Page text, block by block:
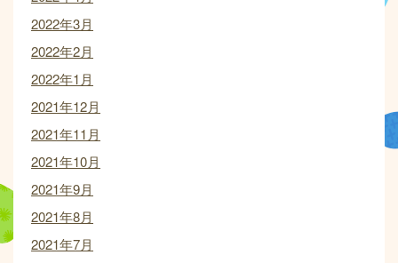
2022年3月
2022年2月
2022年1月
2021年12月
2021年11月
2021年10月
2021年9月
2021年8月
2021年7月